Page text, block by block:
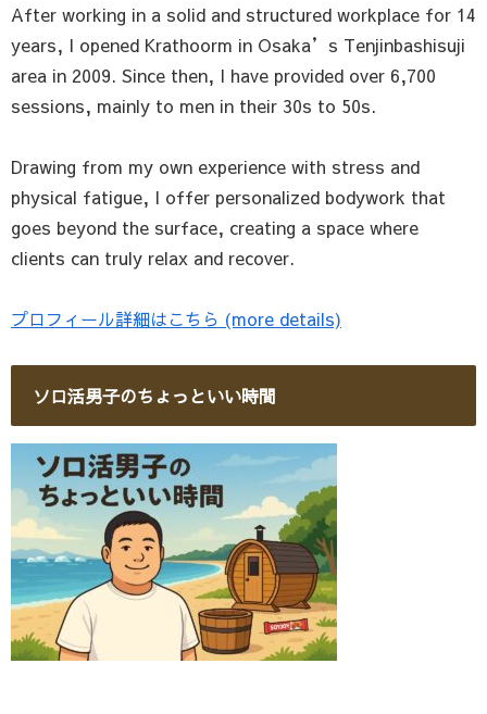
After working in a solid and structured workplace for 14
years, I opened Krathoorm in Osaka’s Tenjinbashisuji
area in 2009. Since then, I have provided over 6,700
sessions, mainly to men in their 30s to 50s.
Drawing from my own experience with stress and
physical fatigue, I offer personalized bodywork that
goes beyond the surface, creating a space where
clients can truly relax and recover.
プロフィール詳細はこちら (more details)
ソロ活男子のちょっといい時間